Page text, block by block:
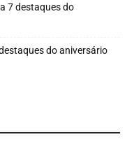
7 destaques do
do aniversário